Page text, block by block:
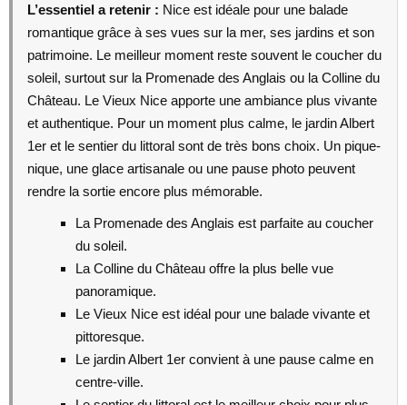
L’essentiel a retenir : Nice est idéale pour une balade
romantique grâce à ses vues sur la mer, ses jardins et son
patrimoine. Le meilleur moment reste souvent le coucher du
soleil, surtout sur la Promenade des Anglais ou la Colline du
Château. Le Vieux Nice apporte une ambiance plus vivante
et authentique. Pour un moment plus calme, le jardin Albert
1er et le sentier du littoral sont de très bons choix. Un pique-
nique, une glace artisanale ou une pause photo peuvent
rendre la sortie encore plus mémorable.
La Promenade des Anglais est parfaite au coucher
du soleil.
La Colline du Château offre la plus belle vue
panoramique.
Le Vieux Nice est idéal pour une balade vivante et
pittoresque.
Le jardin Albert 1er convient à une pause calme en
centre-ville.